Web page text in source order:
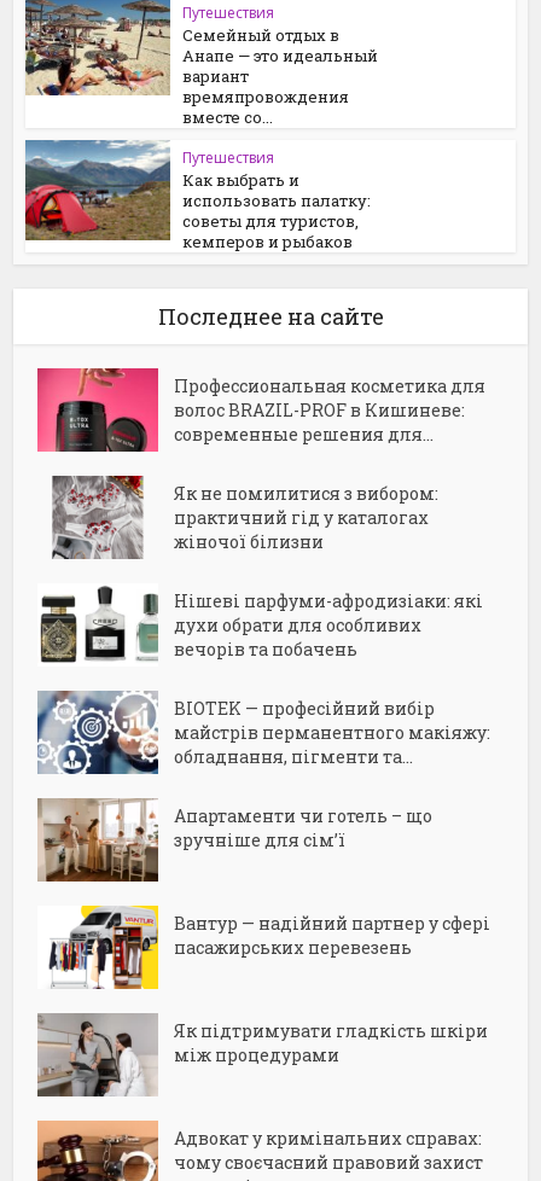
Путешествия
Семейный отдых в
Анапе — это идеальный
вариант
времяпровождения
вместе со...
Путешествия
Как выбрать и
использовать палатку:
советы для туристов,
кемперов и рыбаков
Последнее на сайте
Профессиональная косметика для
волос BRAZIL-PROF в Кишиневе:
современные решения для...
Як не помилитися з вибором:
практичний гід у каталогах
жіночої білизни
Нішеві парфуми-афродизіаки: які
духи обрати для особливих
вечорів та побачень
BIOTEK — професійний вибір
майстрів перманентного макіяжу:
обладнання, пігменти та...
Апартаменти чи готель – що
зручніше для сім’ї
Вантур — надійний партнер у сфері
пасажирських перевезень
Як підтримувати гладкість шкіри
між процедурами
Адвокат у кримінальних справах:
чому своєчасний правовий захист